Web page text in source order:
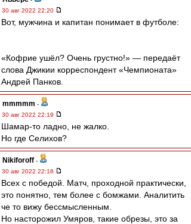
30 авг 2022 22:20
Вот, мужчина и капитан понимает в футболе:
«Кофрие ушёл? Очень грустно!» — передаёт
слова Джикии корреспондент «Чемпионата»
Андрей Панков.
mmmmm -
30 авг 2022 22:19
Шамар-то ладно, не жалко.
Но где Селихов?
Nikiforoff -
30 авг 2022 22:18
Всех с победой. Матч, проходной практически,
это понятно, тем более с бомжами. Аналитить
че то вижу бессмысленным.
Но насторожил Умяров, такие обрезы, это за